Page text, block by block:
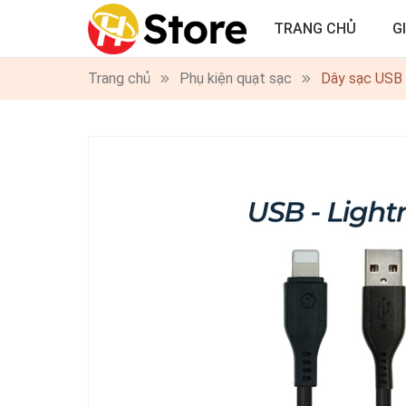
TRANG CHỦ
Trang chủ Phụ kiện quạt sạc Dây sạc